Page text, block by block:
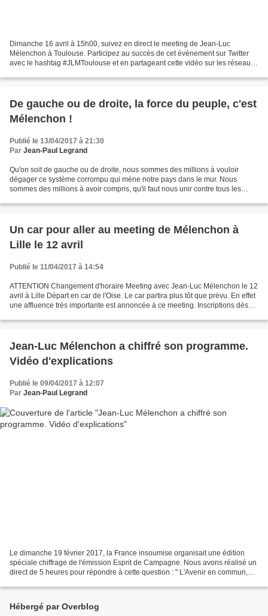
Dimanche 16 avril à 15h00, suivez en direct le meeting de Jean-Luc
Mélenchon à Toulouse. Participez au succès de cet évènement sur Twitter
avec le hashtag #JLMToulouse et en partageant cette vidéo sur les réseaux
De gauche ou de droite, la force du peuple, c'est
Mélenchon !
Publié le 13/04/2017 à 21:30
Par Jean-Paul Legrand
Qu'on soit de gauche ou de droite, nous sommes des millions à vouloir
dégager ce système corrompu qui mène notre pays dans le mur. Nous
sommes des millions à avoir compris, qu'il faut nous unir contre tous les
Un car pour aller au meeting de Mélenchon à
Lille le 12 avril
Publié le 11/04/2017 à 14:54
ATTENTION Changement d'horaire Meeting avec Jean-Luc Mélenchon le 12
avril à Lille Départ en car de l'Oise. Le car partira plus tôt que prévu. En effet
une affluence très importante est annoncée à ce meeting. Inscriptions dès
Jean-Luc Mélenchon a chiffré son programme.
Vidéo d'explications
Publié le 09/04/2017 à 12:07
Par Jean-Paul Legrand
Le dimanche 19 février 2017, la France insoumise organisait une édition
spéciale chiffrage de l'émission Esprit de Campagne. Nous avons réalisé un
direct de 5 heures pour répondre à cette question : " L'Avenir en commun,
Hébergé par Overblog